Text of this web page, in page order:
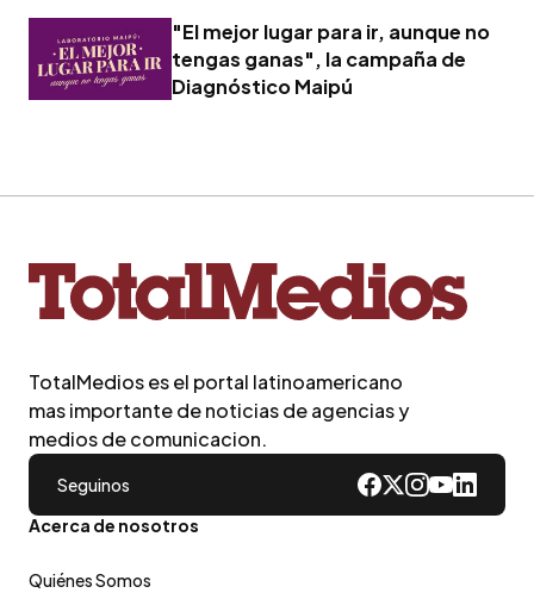
"El mejor lugar para ir, aunque no
tengas ganas", la campaña de
Diagnóstico Maipú
TotalMedios es el portal latinoamericano
mas importante de noticias de agencias y
medios de comunicacion.
Seguinos
Acerca de nosotros
Quiénes Somos